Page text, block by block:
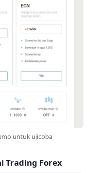
untuk ujicoba
Trading Forex